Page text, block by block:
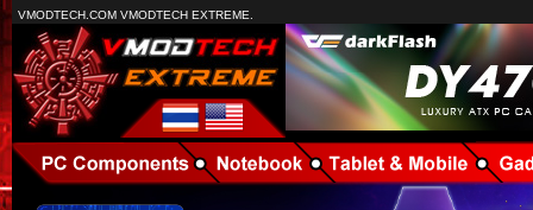
VMODTECH.COM VMODTECH EXTREME.